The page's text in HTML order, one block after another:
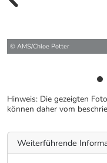
© AMS/Chloe Potter
Hinweis: Die gezeigten
können daher vom
Weiterführende